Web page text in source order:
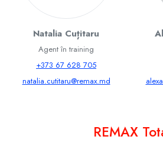
Natalia Cuțitaru
Agent în training
+373 67 628 705
natalia.cutitaru@remax.md
REMAX